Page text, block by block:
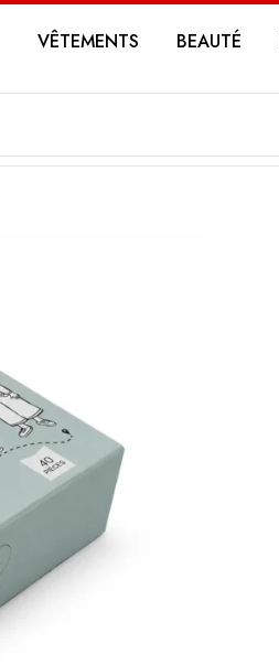
VÊTEMENTS BEAUTÉ